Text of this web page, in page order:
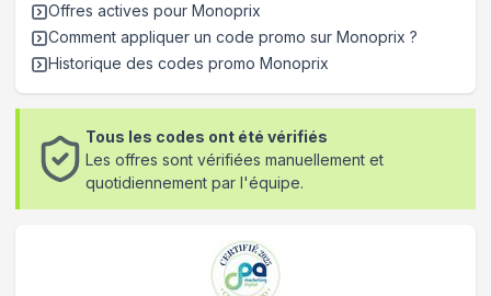
Offres actives pour Monoprix
Comment appliquer un code promo sur Monoprix ?
Historique des codes promo Monoprix
Tous les codes ont été vérifiés
Les offres sont vérifiées manuellement et
quotidiennement par l'équipe.